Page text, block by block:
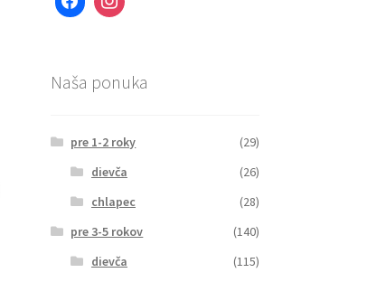
Naša ponuka
pre 1-2 roky
(29)
dievča
(26)
chlapec
(28)
pre 3-5 rokov
(140)
dievča
(115)